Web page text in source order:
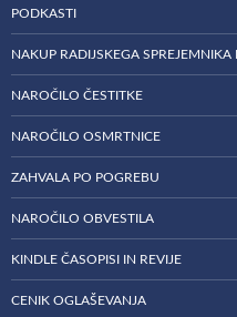
PODKASTI
NAKUP RADIJSKEGA
NAROČILO ČESTITKE
NAROČILO OSMRTNICE
ZAHVALA PO POGREBU
NAROČILO OBVESTILA
KINDLE ČASOPISI IN REVIJE
CENIK OGLAŠEVANJA